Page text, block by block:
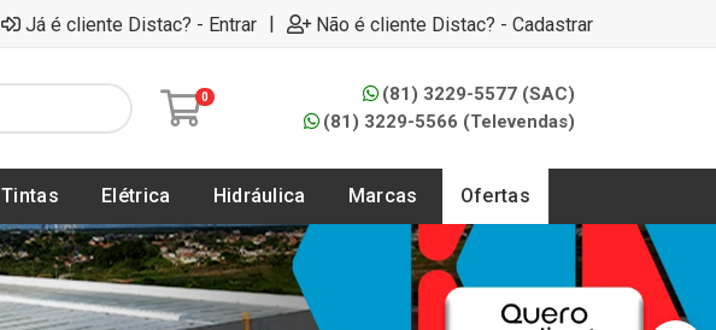
Já é cliente Distac? - Entrar | Não é cliente Distac? - Cadastrar
0
(81) 3229-5577 (SAC)
(81) 3229-5566 (Televendas)
Tintas Elétrica Hidráulica Marcas Ofertas